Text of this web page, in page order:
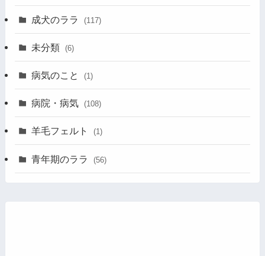
成犬のララ (117)
未分類 (6)
病気のこと (1)
病院・病気 (108)
羊毛フェルト (1)
青年期のララ (56)